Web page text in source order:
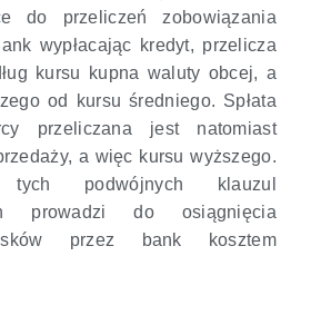
do przeliczeń zobowiązania
wypłacając kredyt, przelicza
kursu kupna waluty obcej, a
od kursu średniego. Spłata
przeliczana jest natomiast
a więc kursu wyższego.
tych podwójnych klauzul
prowadzi do osiągnięcia
przez bank kosztem